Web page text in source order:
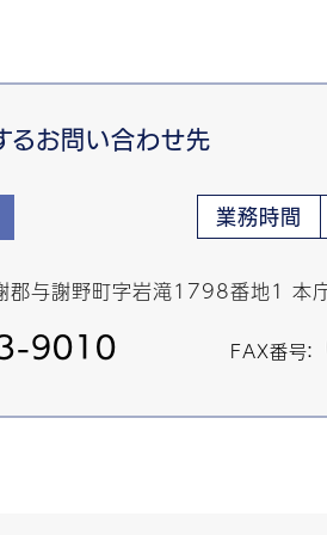
るお問い合わせ先
業務時間
与謝野町字岩滝1798番地1 本
9010 FAX番号：